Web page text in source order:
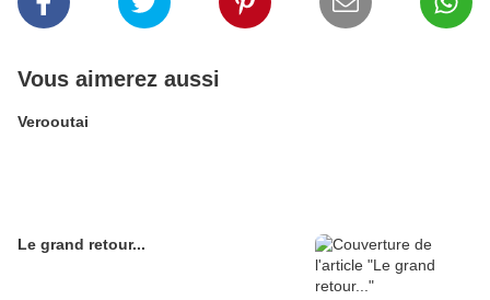
Vous aimerez aussi
Verooutai
Le grand retour...